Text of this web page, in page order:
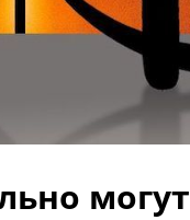
могут